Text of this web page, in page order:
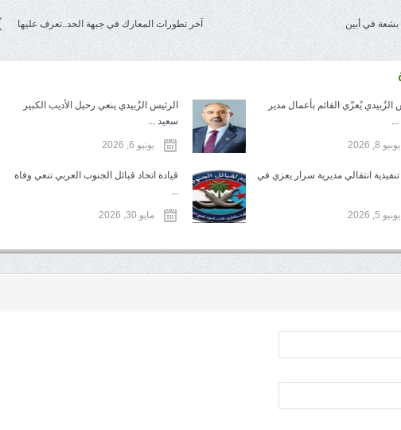
آخر تطورات المعارك في جبهة الحد..تعرف عليها في أبين
الزُبيدي يُعزّي القائم بأعمال مدير
يونيو 8, 2026
الرئيس الزُبيدي ينعي رحيل الأديب الكبير
سعيد ...
يونيو 6, 2026
انتقالي مديرية سرار يعزي في
يونيو 5, 2026
قيادة اتحاد قبائل الجنوب العربي تنعي وفاة
مايو 30, 2026